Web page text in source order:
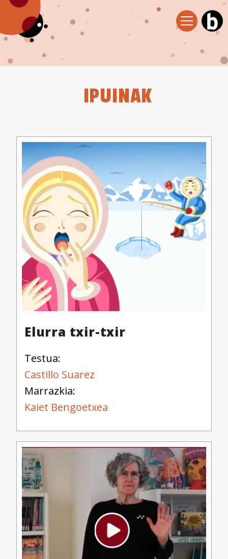
IPUINAK
Elurra txir-txir
Testua:
Castillo Suarez
Marrazkia:
Kaiet Bengoetxea